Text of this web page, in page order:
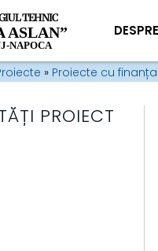
TEHNIC
ASLAN”
NAPOCA
» Proiecte cu
PROIECT